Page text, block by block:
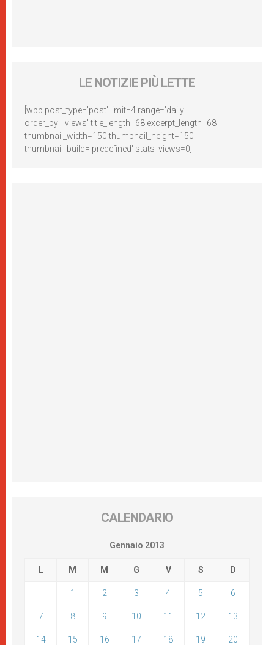
LE NOTIZIE PIÙ LETTE
[wpp post_type='post' limit=4 range='daily'
order_by='views' title_length=68 excerpt_length=68
thumbnail_width=150 thumbnail_height=150
thumbnail_build='predefined' stats_views=0]
CALENDARIO
Gennaio 2013
L M M G V S D
1 2 3 4 5 6
7 8 9 10 11 12 13
14 15 16 17 18 19 20